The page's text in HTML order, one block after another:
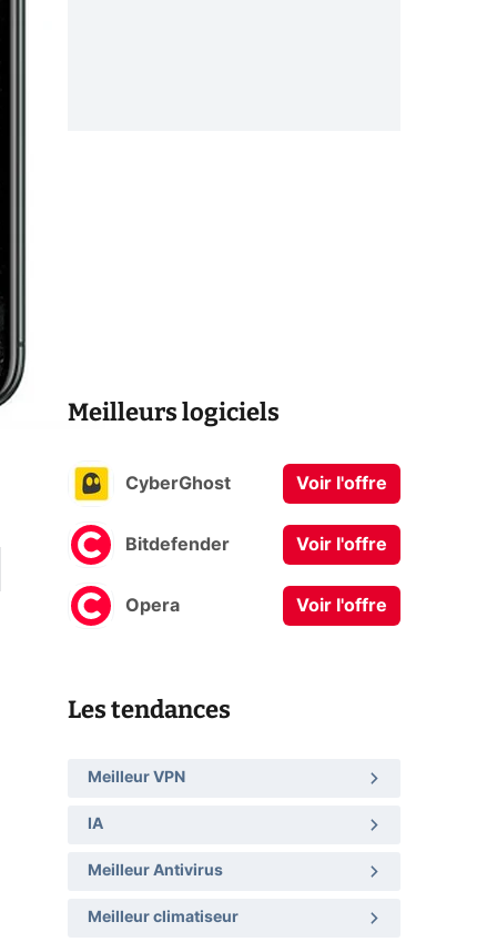
Meilleurs logiciels
CyberGhost Voir l'offre
Bitdefender Voir l'offre
Opera Voir l'offre
Les tendances
Meilleur VPN
IA
Meilleur Antivirus
Meilleur climatiseur